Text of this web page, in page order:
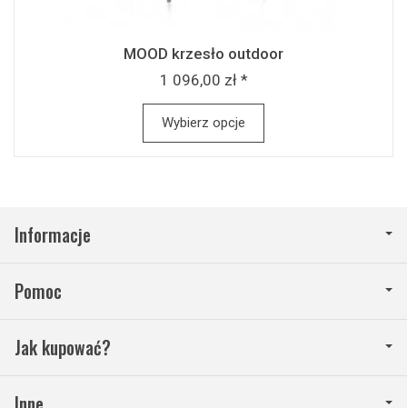
MOOD krzesło outdoor
1 096,00 zł *
Wybierz opcje
Informacje
Pomoc
Jak kupować?